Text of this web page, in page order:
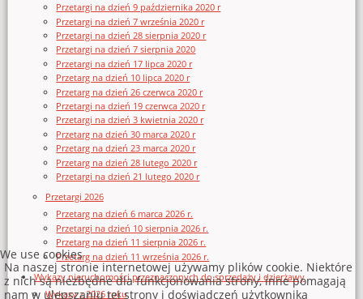
Przetargi na dzień 9 października 2020 r
Przetargi na dzień 7 września 2020 r
Przetargi na dzień 28 sierpnia 2020 r
Przetargi na dzień 7 sierpnia 2020
Przetargi na dzień 17 lipca 2020 r
Przetarg na dzień 10 lipca 2020 r
Przetarg na dzień 26 czerwca 2020 r
Przetargi na dzień 19 czerwca 2020 r
Przetargi na dzień 3 kwietnia 2020 r
Przetarg na dzień 30 marca 2020 r
Przetarg na dzień 23 marca 2020 r
Przetarg na dzień 28 lutego 2020 r
Przetargi na dzień 21 lutego 2020 r
Przetargi 2026
Przetarg na dzień 6 marca 2026 r.
Przetargi na dzień 10 sierpnia 2026 r.
Przetarg na dzień 11 sierpnia 2026 r.
Przetarg na dzień 11 września 2026 r.
Wykazy nieruchomości przeznaczonych do sprzedaży i dzierżawy
Wykazy z 2026 roku
We use cookies
Na naszej stronie internetowej używamy plików cookie. Niektóre
z nich są niezbędne dla funkcjonowania strony, inne pomagają
nam w ulepszaniu tej strony i doświadczeń użytkownika